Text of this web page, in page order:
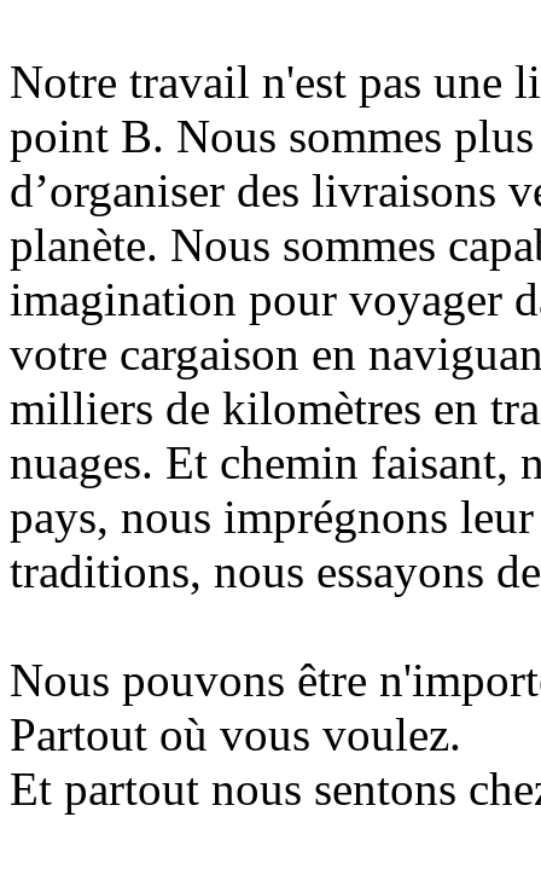
Notre travail n'est pas une
point B. Nous sommes plus
d’organiser des livraisons
planète. Nous sommes
imagination pour voyager
votre cargaison en
milliers de kilomètres en
nuages. Et chemin faisant,
pays, nous imprégnons
traditions, nous essayons
Nous pouvons être
Partout où vous voulez.
Et partout nous sentons